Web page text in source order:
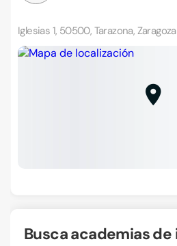
Iglesias 1, 50500, Tarazona, Zaragoza
Busca academias de idiomas cerca